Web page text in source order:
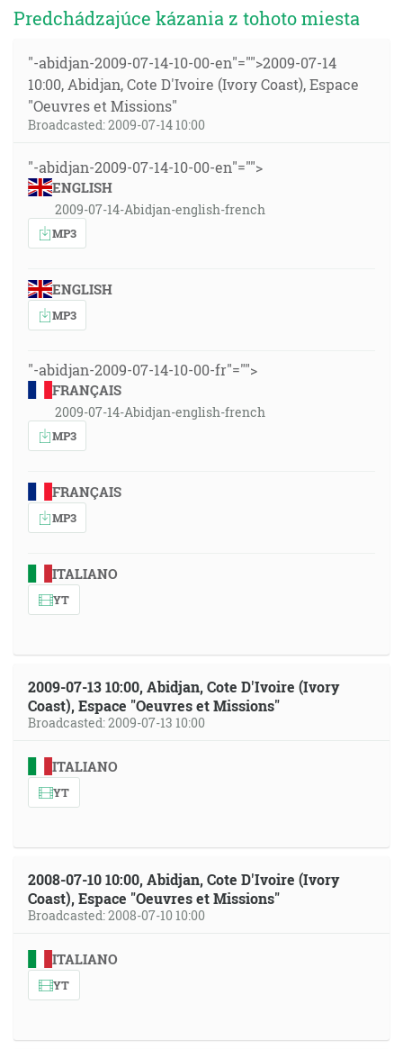
Predchádzajúce kázania z tohoto miesta
"-abidjan-2009-07-14-10-00-en"="">2009-07-14
10:00, Abidjan, Cote D'Ivoire (Ivory Coast), Espace
"Oeuvres et Missions"
Broadcasted: 2009-07-14 10:00
"-abidjan-2009-07-14-10-00-en"="">
ENGLISH
2009-07-14-Abidjan-english-french
MP3
ENGLISH
MP3
"-abidjan-2009-07-14-10-00-fr"="">
FRANÇAIS
2009-07-14-Abidjan-english-french
MP3
FRANÇAIS
MP3
ITALIANO
YT
2009-07-13 10:00, Abidjan, Cote D'Ivoire (Ivory
Coast), Espace "Oeuvres et Missions"
Broadcasted: 2009-07-13 10:00
ITALIANO
YT
2008-07-10 10:00, Abidjan, Cote D'Ivoire (Ivory
Coast), Espace "Oeuvres et Missions"
Broadcasted: 2008-07-10 10:00
ITALIANO
YT